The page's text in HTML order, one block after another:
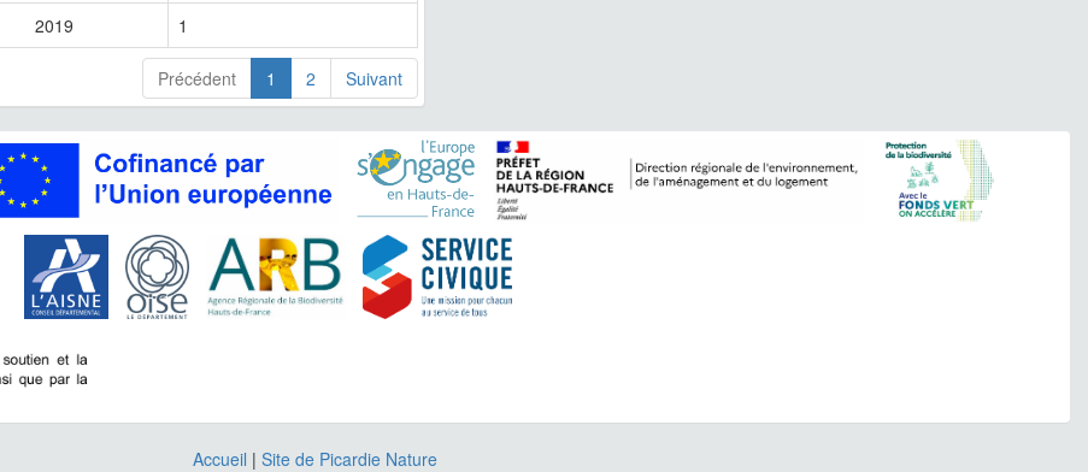
2019 1
Précédent 1 2 Suivant
Accueil | Site de Picardie Nature